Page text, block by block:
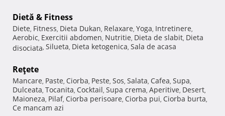
Dietă & Fitness
Diete, Fitness, Dieta Dukan, Relaxare, Yoga, Intretinere,
Aerobic, Exercitii abdomen, Nutritie, Dieta de slabit, Dieta
disociata, Silueta, Dieta ketogenica, Sala de acasa
Reţete
Mancare, Paste, Ciorba, Peste, Sos, Salata, Cafea, Supa,
Dulceata, Tocanita, Cocktail, Supa crema, Aperitive, Desert,
Maioneza, Pilaf, Ciorba perisoare, Ciorba pui, Ciorba burta,
Ce mancam azi